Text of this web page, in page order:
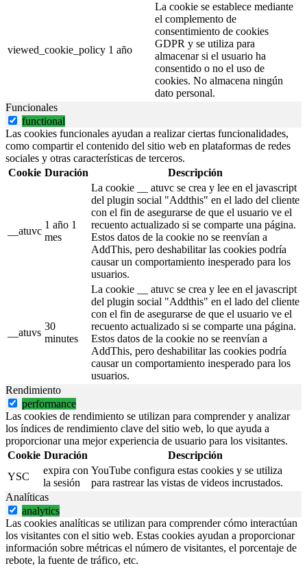
viewed_cookie_policy 1 año
La cookie se establece mediante
el complemento de
consentimiento de cookies
GDPR y se utiliza para
almacenar si el usuario ha
consentido o no el uso de
cookies. No almacena ningún
dato personal.
Funcionales
functional
Las cookies funcionales ayudan a realizar ciertas funcionalidades,
como compartir el contenido del sitio web en plataformas de redes
sociales y otras características de terceros.
Cookie Duración Descripción
__atuvc
1 año 1
mes
La cookie __ atuvc se crea y lee en el javascript
del plugin social "Addthis" en el lado del cliente
con el fin de asegurarse de que el usuario ve el
recuento actualizado si se comparte una página.
Estos datos de la cookie no se reenvían a
AddThis, pero deshabilitar las cookies podría
causar un comportamiento inesperado para los
usuarios.
__atuvs
30
minutes
La cookie __ atuvc se crea y lee en el javascript
del plugin social "Addthis" en el lado del cliente
con el fin de asegurarse de que el usuario ve el
recuento actualizado si se comparte una página.
Estos datos de la cookie no se reenvían a
AddThis, pero deshabilitar las cookies podría
causar un comportamiento inesperado para los
usuarios.
Rendimiento
performance
Las cookies de rendimiento se utilizan para comprender y analizar
los índices de rendimiento clave del sitio web, lo que ayuda a
proporcionar una mejor experiencia de usuario para los visitantes.
Cookie Duración
Descripción
YSC
expira con
la sesión
YouTube configura estas cookies y se utiliza
para rastrear las vistas de videos incrustados.
Analíticas
analytics
Las cookies analíticas se utilizan para comprender cómo interactúan
los visitantes con el sitio web. Estas cookies ayudan a proporcionar
información sobre métricas el número de visitantes, el porcentaje de
rebote, la fuente de tráfico, etc.